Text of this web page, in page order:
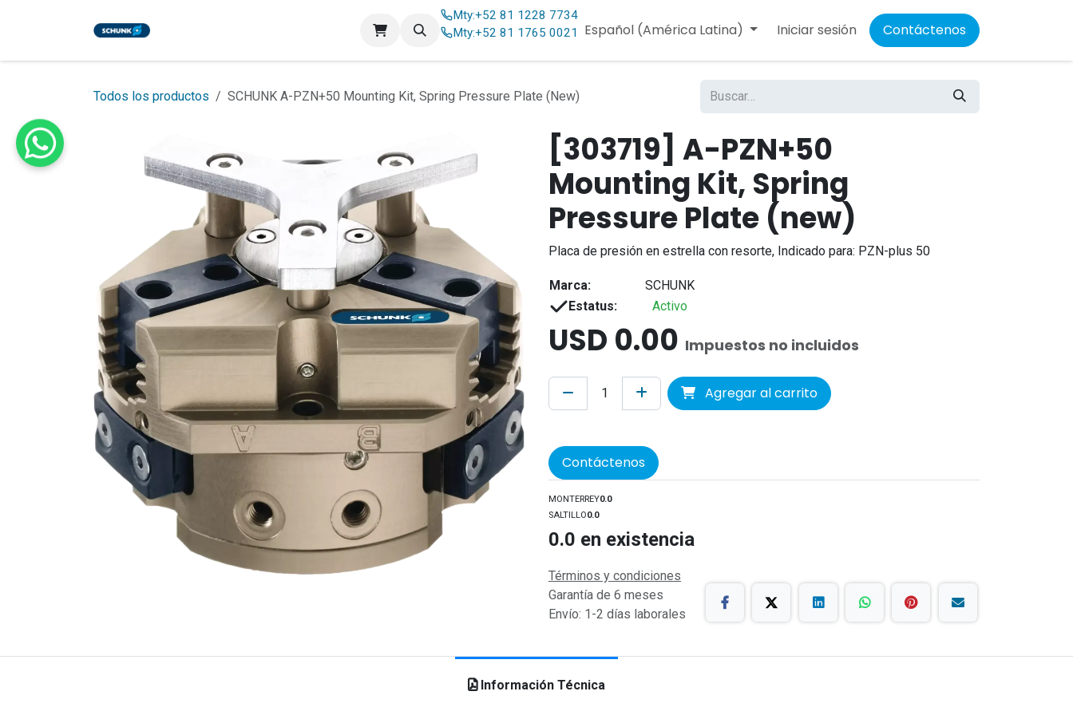
Contáctenos
Mty:+52 81 1228 7734
Mty:+52 81 1765 0021 Español (América Latina) Iniciar sesión Contáctenos
Todos los productos SCHUNK A-PZN+50 Mounting Kit, Spring Pressure Plate (New)
[303719] A-PZN+50
Mounting Kit, Spring
Pressure Plate (new)
Placa de presión en estrella con resorte, Indicado para: PZN-plus 50
Marca:
SCHUNK
Estatus:
Activo
USD 0.00 Impuestos no incluidos
Agregar al carrito
Contáctenos
MONTERREY0.0
SALTILLO0.0
0.0 en existencia
Términos y condiciones
Garantía de 6 meses
Envío: 1-2 días laborales
Información Técnica